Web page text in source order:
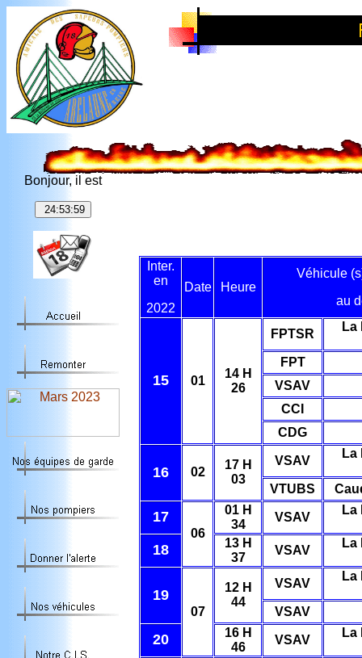
Bonjour, il est
Inter.
en
2022
Date Heure
Véhicule
au
15 01
14 H
26
FPTSR
La
FPT
VSAV
CCI
CDG
16 02
17 H
03
VSAV
La
VTUBS
17
06
01 H
34
VSAV
La
18
13 H
37
VSAV
La
19
07
12 H
44
VSAV
La
VSAV
20
16 H
46
VSAV
La